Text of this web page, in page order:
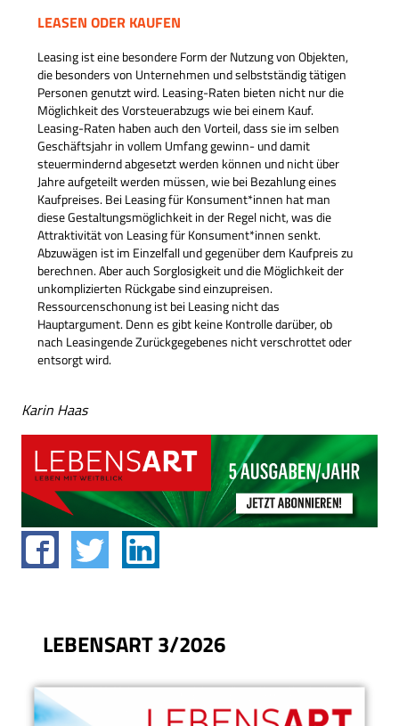
LEASEN ODER KAUFEN
Leasing ist eine besondere Form der Nutzung von Objekten,
die besonders von Unternehmen und selbstständig tätigen
Personen genutzt wird. Leasing-Raten bieten nicht nur die
Möglichkeit des Vorsteuerabzugs wie bei einem Kauf.
Leasing-Raten haben auch den Vorteil, dass sie im selben
Geschäftsjahr in vollem Umfang gewinn- und damit
steuermindernd abgesetzt werden können und nicht über
Jahre aufgeteilt werden müssen, wie bei Bezahlung eines
Kaufpreises. Bei Leasing für Konsument*innen hat man
diese Gestaltungsmöglichkeit in der Regel nicht, was die
Attraktivität von Leasing für Konsument*innen senkt.
Abzuwägen ist im Einzelfall und gegenüber dem Kaufpreis zu
berechnen. Aber auch Sorglosigkeit und die Möglichkeit der
unkomplizierten Rückgabe sind einzupreisen.
Ressourcenschonung ist bei Leasing nicht das
Hauptargument. Denn es gibt keine Kontrolle darüber, ob
nach Leasingende Zurückgegebenes nicht verschrottet oder
entsorgt wird.
Karin Haas
LEBENSART 3/2026